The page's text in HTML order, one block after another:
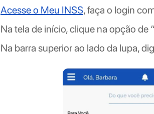
Acesse o Meu INSS, faça o login
Na tela de início, clique na opção de
Na barra superior ao lado da lupa,